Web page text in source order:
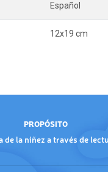
Español
12x19 cm
PROPÓSITO
de la niñez a través de